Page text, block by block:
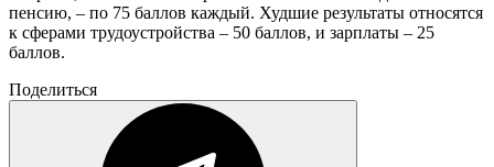
пенсию, – по 75 баллов каждый. Худшие результаты относятся
к сферами трудоустройства – 50 баллов, и зарплаты – 25
баллов.
Поделиться